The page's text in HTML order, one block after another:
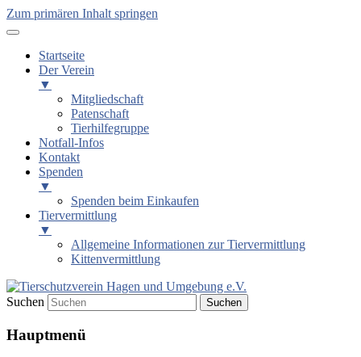
Zum primären Inhalt springen
Startseite
Der Verein
▼
Mitgliedschaft
Patenschaft
Tierhilfegruppe
Notfall-Infos
Kontakt
Spenden
▼
Spenden beim Einkaufen
Tiervermittlung
▼
Allgemeine Informationen zur Tiervermittlung
Kittenvermittlung
Tierschutzverein Hagen und
Umgebung e.V.
Suchen
Hauptmenü